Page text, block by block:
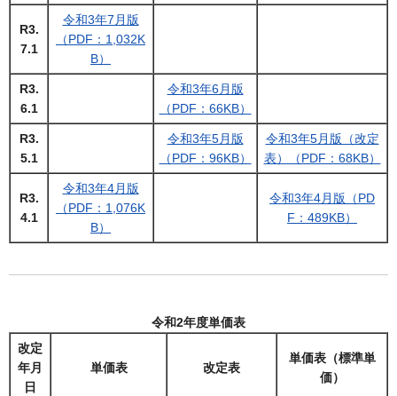
R3.
7.1
令和3年7月版
（PDF：1,032K
B）
R3.
6.1
令和3年6月版
（PDF：66KB）
R3.
5.1
令和3年5月版
（PDF：96KB）
令和3年5月版（改定
表）（PDF：68KB）
R3.
4.1
令和3年4月版
（PDF：1,076K
B）
令和3年4月版（PD
F：489KB）
令和2年度単価表
改定
年月
日
単価表 改定表
単価表（標準単
価）